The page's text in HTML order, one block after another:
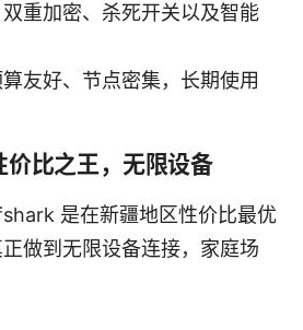
重加密、杀死开关以及智能
友好、节点密集，长期使用
比之王，无限设备
是在新疆地区性价比最优
做到无限设备连接，家庭场